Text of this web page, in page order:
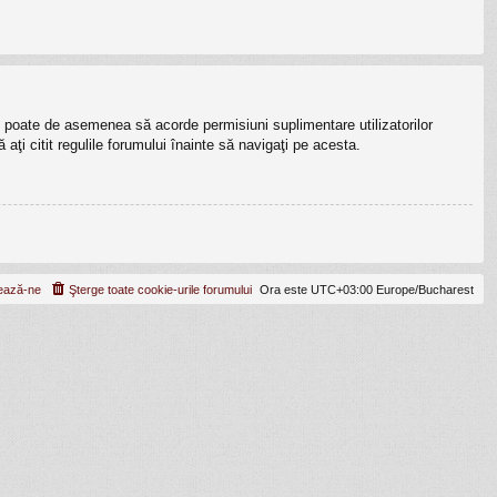
de asemenea să acorde permisiuni suplimentare utilizatorilor
citit regulile forumului înainte să navigaţi pe acesta.
Ora este UTC+03:00 Europe/Bucharest
Şterge toate cookie-urile forumului
ne